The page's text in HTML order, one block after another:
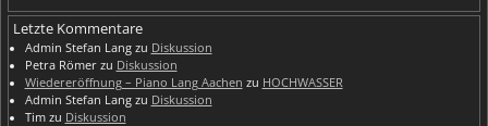
Letzte Kommentare
Admin Stefan Langzu Diskussion
Petra Römerzu Diskussion
Wiedereröffnung – Piano Lang Aachen zu HOCHWASSER
Admin Stefan Langzu Diskussion
Timzu Diskussion